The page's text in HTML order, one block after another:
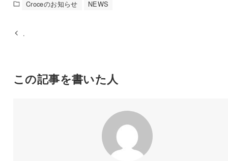
Croceのお知らせ NEWS
.
この記事を書いた人